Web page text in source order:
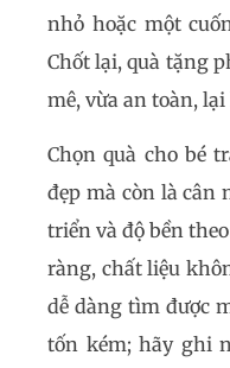
nhỏ hoặc một
Chốt lại, quà tặng
mê, vừa an toàn,
Chọn quà cho bé
đẹp mà còn là cân
triển và độ bền
ràng, chất liệu
dễ dàng tìm được
tốn kém; hãy ghi